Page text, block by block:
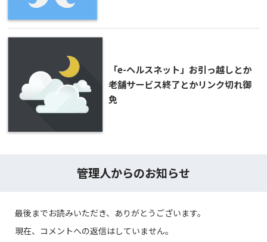
「e-ヘルスネット」お引っ越しとか
老舗サービス終了とかリンク切れ御
免
管理人からのお知らせ
最後までお読みいただき、ありがとうございます。
現在、コメントへの返信はしていません。